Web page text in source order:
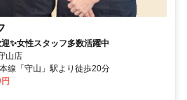
✨女性スタッフ多数活躍中
山店
線「守山」駅より徒歩20分